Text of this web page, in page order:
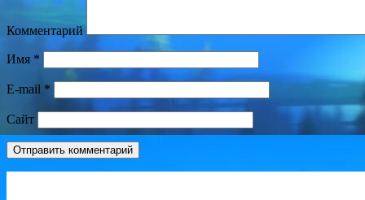
Комментарий
Имя *
E-mail *
Сайт